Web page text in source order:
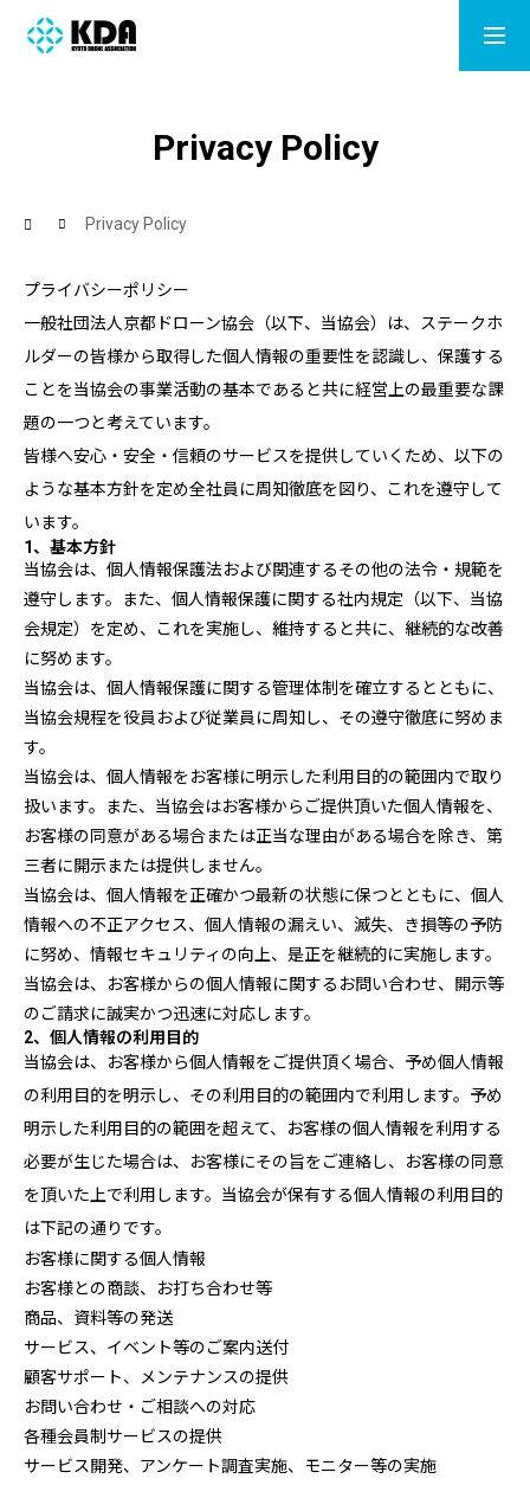
DRONE SHOP
NEWS
Privacy Policy
Privacy Policy
プライバシーポリシー
一般社団法人京都ドローン協会（以下、当協会）は、ステークホ
ルダーの皆様から取得した個人情報の重要性を認識し、保護する
ことを当協会の事業活動の基本であると共に経営上の最重要な課
題の一つと考えています。
皆様へ安心・安全・信頼のサービスを提供していくため、以下の
ような基本方針を定め全社員に周知徹底を図り、これを遵守して
います。
1、基本方針
当協会は、個人情報保護法および関連するその他の法令・規範を
遵守します。また、個人情報保護に関する社内規定（以下、当協
会規定）を定め、これを実施し、維持すると共に、継続的な改善
に努めます。
当協会は、個人情報保護に関する管理体制を確立するとともに、
当協会規程を役員および従業員に周知し、その遵守徹底に努めま
す。
当協会は、個人情報をお客様に明示した利用目的の範囲内で取り
扱います。また、当協会はお客様からご提供頂いた個人情報を、
お客様の同意がある場合または正当な理由がある場合を除き、第
三者に開示または提供しません。
当協会は、個人情報を正確かつ最新の状態に保つとともに、個人
情報への不正アクセス、個人情報の漏えい、滅失、き損等の予防
に努め、情報セキュリティの向上、是正を継続的に実施します。
当協会は、お客様からの個人情報に関するお問い合わせ、開示等
のご請求に誠実かつ迅速に対応します。
2、個人情報の利用目的
当協会は、お客様から個人情報をご提供頂く場合、予め個人情報
の利用目的を明示し、その利用目的の範囲内で利用します。予め
明示した利用目的の範囲を超えて、お客様の個人情報を利用する
必要が生じた場合は、お客様にその旨をご連絡し、お客様の同意
を頂いた上で利用します。当協会が保有する個人情報の利用目的
は下記の通りです。
お客様に関する個人情報
お客様との商談、お打ち合わせ等
商品、資料等の発送
サービス、イベント等のご案内送付
顧客サポート、メンテナンスの提供
お問い合わせ・ご相談への対応
各種会員制サービスの提供
サービス開発、アンケート調査実施、モニター等の実施